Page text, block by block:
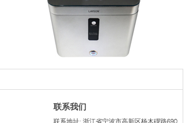
联系我们
联系地址: 浙江省宁波市高新区杨木碶路690